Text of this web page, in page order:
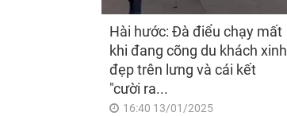
Hài hước: Đà điểu chạy mất
khi đang cõng du khách xinh
đẹp trên lưng và cái kết
"cười ra...
16:40 13/01/2025